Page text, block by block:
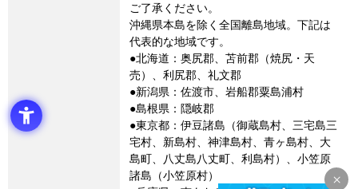
ご了承ください。
沖縄県本島を除く全国離島地域。下記は
代表的な地域です。
●北海道：奥尻郡、苫前郡（焼尻・天
売）、利尻郡、礼文郡
●新潟県：佐渡市、岩船郡粟島浦村
●島根県：隠岐郡
●東京都：伊豆諸島（御蔵島村、三宅島三
宅村、新島村、神津島村、青ヶ島村、大
島町、八丈島八丈町、利島村）、小笠原
諸島（小笠原村）